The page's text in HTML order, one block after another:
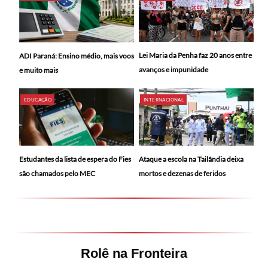
ADI Paraná: Ensino médio, mais voos
e muito mais
Lei Maria da Penha faz 20 anos entre
avanços e impunidade
EDUCAÇÃO
Estudantes da lista de espera do Fies
são chamados pelo MEC
INTERNACIONAL
Ataque a escola na Tailândia deixa
mortos e dezenas de feridos
Rolê na Fronteira